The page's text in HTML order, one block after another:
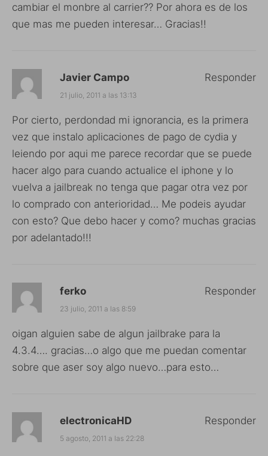
cambiar el monbre al carrier?? Por ahora es de los
que mas me pueden interesar… Gracias!!
Javier Campo
21 julio, 2011 a las 13:13
Por cierto, perdondad mi ignorancia, es la primera
vez que instalo aplicaciones de pago de cydia y
leiendo por aqui me parece recordar que se puede
hacer algo para cuando actualice el iphone y lo
vuelva a jailbreak no tenga que pagar otra vez por
lo comprado con anterioridad… Me podeis ayudar
con esto? Que debo hacer y como? muchas gracias
por adelantado!!!
Responder
ferko
23 julio, 2011 a las 8:59
oigan alguien sabe de algun jailbrake para la
4.3.4…. gracias…o algo que me puedan comentar
sobre que aser soy algo nuevo…para esto…
Responder
electronicaHD
5 agosto, 2011 a las 22:28
Responder